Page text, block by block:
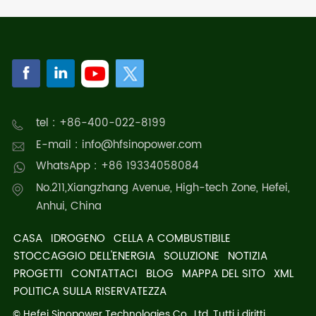
tel : +86-400-022-8199
E-mail : info@hfsinopower.com
WhatsApp : +86 19334058084
No.211,Xiangzhang Avenue, High-tech Zone, Hefei,
Anhui, China
CASA IDROGENO CELLA A COMBUSTIBILE
STOCCAGGIO DELL'ENERGIA SOLUZIONE NOTIZIA
PROGETTI CONTATTACI BLOG MAPPA DEL SITO XML
POLITICA SULLA RISERVATEZZA